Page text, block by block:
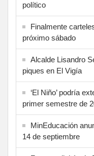
político
Finalmente
próximo sábado
Alcalde Lisandro
piques en El Vigía
‘El Niño’ podría
primer semestre de
MinEducación
14 de septiembre